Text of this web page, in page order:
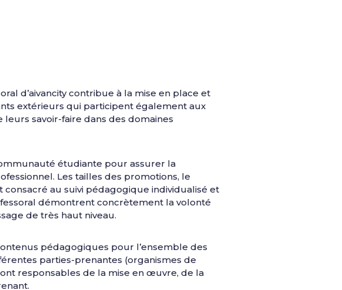
d’aivancity contribue à la mise en place et
extérieurs qui participent également aux
savoir-faire dans des domaines
étudiante pour assurer la
Les tailles des promotions, le
au suivi pédagogique individualisé et
démontrent concrètement la volonté
de très haut niveau.
pédagogiques pour l’ensemble des
parties-prenantes (organismes de
responsables de la mise en œuvre, de la